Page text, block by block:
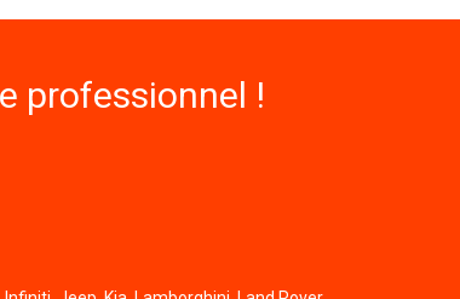
professionnel !